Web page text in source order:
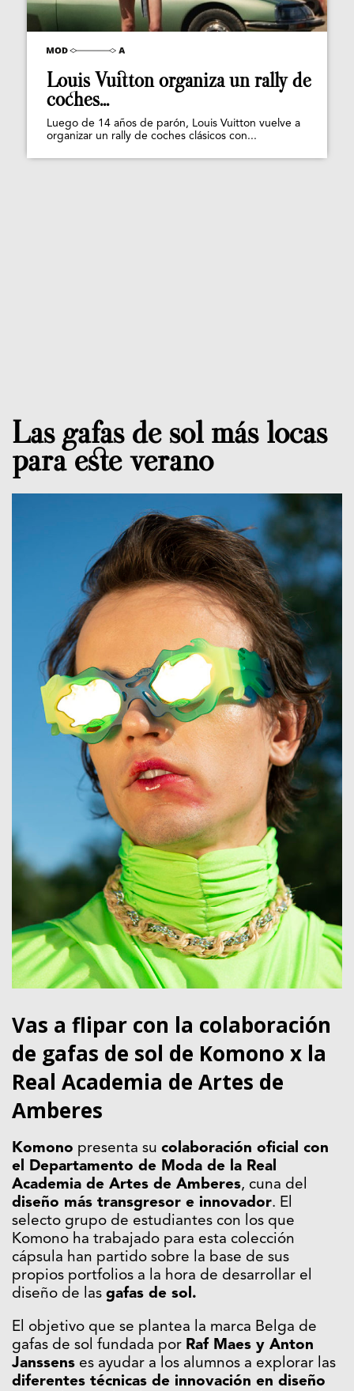
Louis Vuitton organiza un rally de
coches...
Luego de 14 años de parón, Louis Vuitton vuelve a
organizar un rally de coches clásicos con...
Las gafas de sol más locas
para este verano
Vas a flipar con la colaboración
de gafas de sol de Komono x la
Real Academia de Artes de
Amberes
Komono presenta su colaboración oficial con
el Departamento de Moda de la Real
Academia de Artes de Amberes, cuna del
diseño más transgresor e innovador. El
selecto grupo de estudiantes con los que
Komono ha trabajado para esta colección
cápsula han partido sobre la base de sus
propios portfolios a la hora de desarrollar el
diseño de las gafas de sol.
El objetivo que se plantea la marca Belga de
gafas de sol fundada por Raf Maes y Anton
Janssens es ayudar a los alumnos a explorar las
diferentes técnicas de innovación en diseño